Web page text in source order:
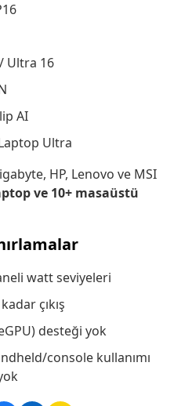
Ultra 16
AI
Ultra
HP, Lenovo ve MSI
ve 10+ masaüstü
watt seviyeleri
çıkış
desteği yok
console kullanımı